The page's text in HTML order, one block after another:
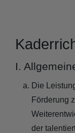
I.
Die
Förderung
der